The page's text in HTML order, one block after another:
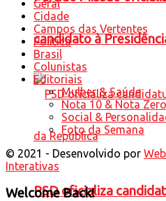
candidato à
PSD oficializa
Geral
Cidade
Campos das Vertentes
Política
Brasil
Colunistas
Editoriais
Mulher & Saúde
Nota 10 & Nota Zero
Social &
Foto da Semana
© 2021 - Desenvolvido por
Interativas
Welcome Back!